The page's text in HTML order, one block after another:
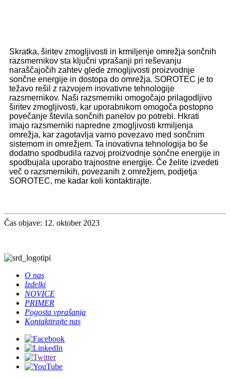
Skratka, širitev zmogljivosti in krmiljenje omrežja sončnih
razsmernikov sta ključni vprašanji pri reševanju
naraščajočih zahtev glede zmogljivosti proizvodnje
sončne energije in dostopa do omrežja. SOROTEC je to
težavo rešil z razvojem inovativne tehnologije
razsmernikov. Naši razsmerniki omogočajo prilagodljivo
širitev zmogljivosti, kar uporabnikom omogoča postopno
povečanje števila sončnih panelov po potrebi. Hkrati
imajo razsmerniki napredne zmogljivosti krmiljenja
omrežja, kar zagotavlja varno povezavo med sončnim
sistemom in omrežjem. Ta inovativna tehnologija bo še
dodatno spodbudila razvoj proizvodnje sončne energije in
spodbujala uporabo trajnostne energije. Če želite izvedeti
več o razsmernikih, povezanih z omrežjem, podjetja
SOROTEC, me kadar koli kontaktirajte.
Čas objave: 12. oktober 2023
O nas
Izdelki
NOVICE
PRIMER
Pogosta vprašanja
Kontaktirajte nas